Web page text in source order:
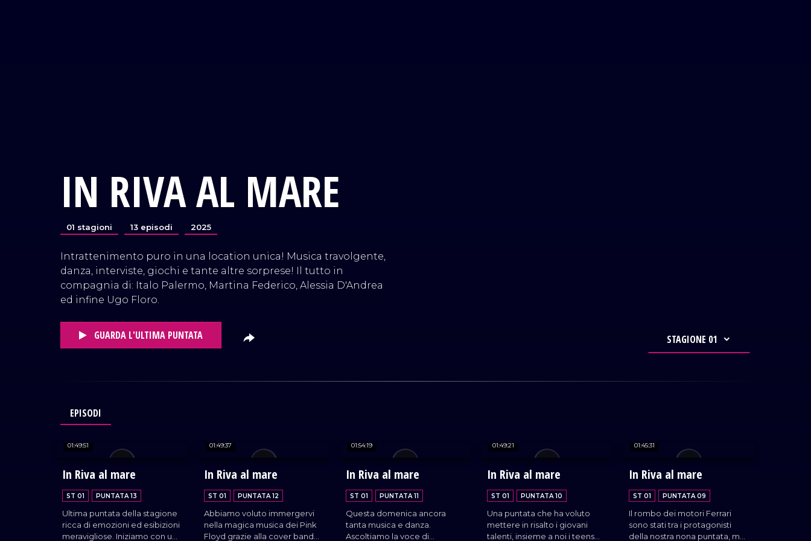
IN RIVA AL MARE
01 stagioni 13 episodi 2025
Intrattenimento puro in una location unica! Musica travolgente,
danza, interviste, giochi e tante altre sorprese! Il tutto in
compagnia di: Italo Palermo, Martina Federico, Alessia D'Andrea
ed infine Ugo Floro.
GUARDA L'ULTIMA PUNTATA STAGIONE 01
EPISODI
01:49:51
In Riva al mare
ST 01 PUNTATA 13
Ultima puntata della stagione
ricca di emozioni ed esibizioni
meravigliose. Iniziamo con una
01:49:37
In Riva al mare
ST 01 PUNTATA 12
Abbiamo voluto immergervi
nella magica musica dei Pink
Floyd grazie alla cover band
01:54:19
In Riva al mare
ST 01 PUNTATA 11
Questa domenica ancora
tanta musica e danza.
Ascoltiamo la voce di
01:49:21
In Riva al mare
ST 01 PUNTATA 10
Una puntata che ha voluto
mettere in risalto i giovani
talenti, insieme a noi i teens
01:45:31
In Riva al mare
ST 01 PUNTATA 09
Il rombo dei motori Ferrari
sono stati tra i protagonisti
della nostra nona puntata, ma